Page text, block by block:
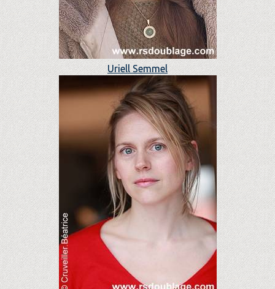
Uriell Semmel